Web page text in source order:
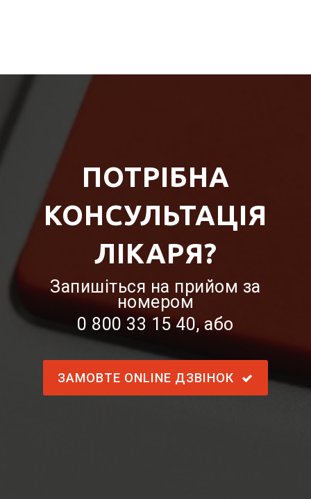
ПОТРІБНА
КОНСУЛЬТАЦІЯ
ЛІКАРЯ?
Запишіться на прийом за
номером
0 800 33 15 40, або
ЗАМОВТЕ ONLINE ДЗВІНОК